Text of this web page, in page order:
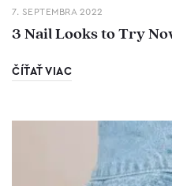
7. SEPTEMBRA 2022
3 Nail Looks to Try
ČÍŤAŤ VIAC